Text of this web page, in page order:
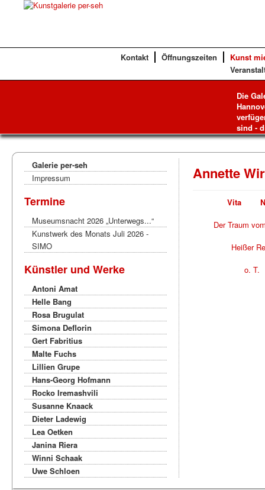
Kontakt Öffnungszeiten
Kunst
Die
sind -
Galerie per-seh
Impressum
Termine
Museumsnacht 2026 „Unterwegs...“
Kunstwerk des Monats Juli 2026 -
SIMO
Künstler und Werke
Antoni Amat
Helle Bang
Rosa Brugulat
Simona Deflorin
Gert Fabritius
Malte Fuchs
Lillien Grupe
Hans-Georg Hofmann
Rocko Iremashvili
Susanne Knaack
Dieter Ladewig
Lea Oetken
Janina Riera
Winni Schaak
Uwe Schloen
Annette
Vita
Der Traum
Heißer
o. T.